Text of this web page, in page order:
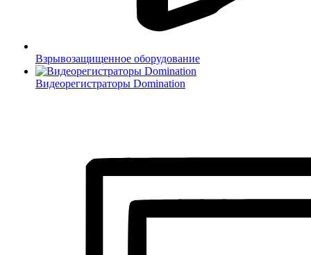
Взрывозащищенное оборудование
Видеорегистраторы Domination